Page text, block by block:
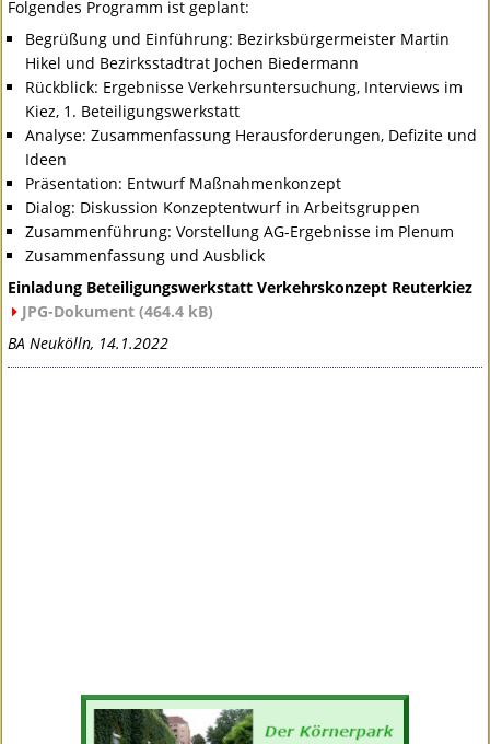
Folgendes Programm ist geplant:
Begrüßung und Einführung: Bezirksbürgermeister Martin
Hikel und Bezirksstadtrat Jochen Biedermann
Rückblick: Ergebnisse Verkehrsuntersuchung, Interviews im
Kiez, 1. Beteiligungswerkstatt
Analyse: Zusammenfassung Herausforderungen, Defizite und
Ideen
Präsentation: Entwurf Maßnahmenkonzept
Dialog: Diskussion Konzeptentwurf in Arbeitsgruppen
Zusammenführung: Vorstellung AG-Ergebnisse im Plenum
Zusammenfassung und Ausblick
Einladung Beteiligungswerkstatt Verkehrskonzept Reuterkiez
JPG-Dokument (464.4 kB)
BA Neukölln, 14.1.2022